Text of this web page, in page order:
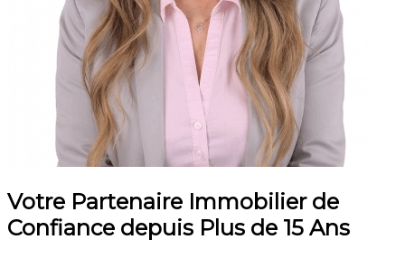
Votre Partenaire Immobilier de
Confiance depuis Plus de 15 Ans